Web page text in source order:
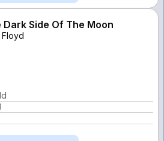
Dark Side Of The Moon
Floyd